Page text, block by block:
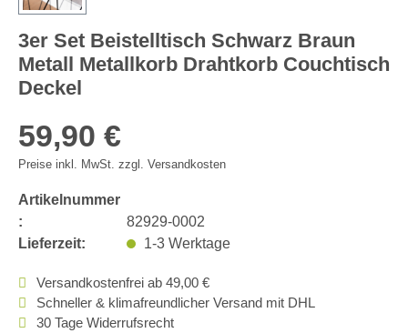
3er Set Beistelltisch Schwarz Braun
Metall Metallkorb Drahtkorb Couchtisch
Deckel
59,90 €
Preise inkl. MwSt. zzgl. Versandkosten
Artikelnummer
:
82929-0002
Lieferzeit:
1-3 Werktage
Versandkostenfrei ab 49,00 €
Schneller & klimafreundlicher Versand mit DHL
30 Tage Widerrufsrecht